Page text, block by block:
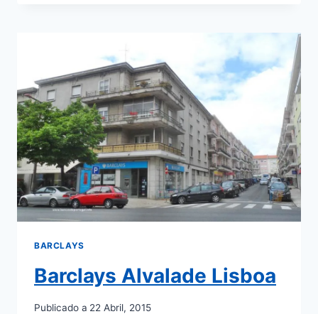
BARCLAYS
Barclays Alvalade Lisboa
Publicado a 22 Abril, 2015